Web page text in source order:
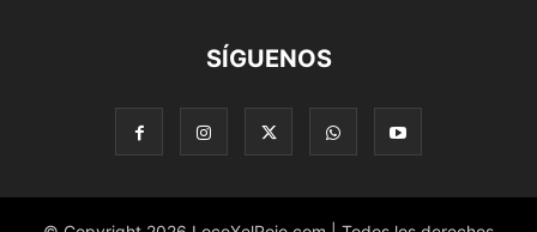
SÍGUENOS